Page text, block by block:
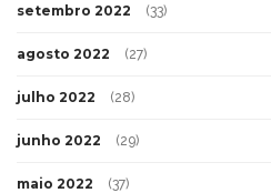
setembro 2022 (33)
agosto 2022 (27)
julho 2022 (28)
junho 2022 (29)
maio 2022 (37)